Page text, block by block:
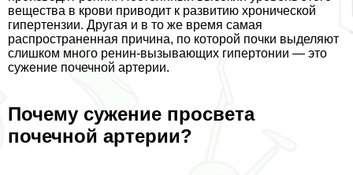
вещества в крови приводит к развитию хронической
гипертензии. Другая и в то же время самая
распространенная причина, по которой почки выделяют
слишком много ренин-вызывающих гипертонии — это
сужение почечной артерии.
Почему сужение просвета
почечной артерии?